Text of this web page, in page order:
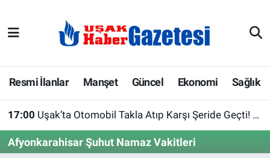
Resmi İlanlar Manşet Güncel Ekonomi Sağlık
17:00 Uşak’ta Otomobil Takla Atıp Karşı Şeride Geçti! 2’si Çocuk 4 Kişi Yaralandı
Afyonkarahisar Şuhut Namaz Vakitleri
E-Gazete
Ekonomi
Güncel
Uşak Hava Durumu
Uşak Trafik Yoğunluk Haritası
Tüm Manşetler